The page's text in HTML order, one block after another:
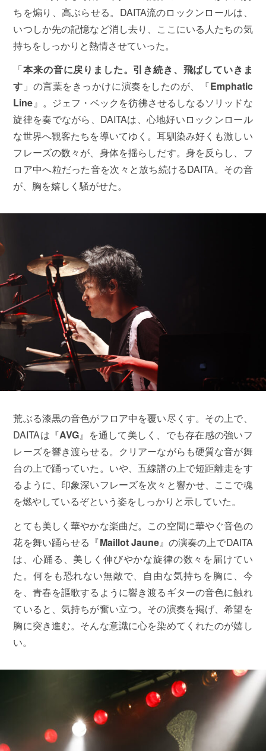
ちを煽り、高ぶらせる。DAITA流のロックンロールは、
いつしか先の記憶など消し去り、ここにいる人たちの気
持ちをしっかりと熱情させていった。
「本来の音に戻りました。引き続き、飛ばしていきま
す 」の言葉をきっかけに演奏をしたのが、『Emphatic
Line』。ジェフ・ベックを彷彿させるしなるソリッドな
旋律を奏でながら、DAITAは、心地好いロックンロール
な世界へ観客たちを導いてゆく。耳馴染み好くも激しい
フレーズの数々が、身体を揺らしだす。身を反らし、フ
ロア中へ粒だった音を次々と放ち続けるDAITA。その音
が、胸を嬉しく騒がせた。
荒ぶる漆黒の音色がフロア中を覆い尽くす。その上で、
DAITAは『AVG』を通して美しく、でも存在感の強いフ
レーズを響き渡らせる。クリアーながらも硬質な音が舞
台の上で踊っていた。いや、五線譜の上で短距離走をす
るように、印象深いフレーズを次々と響かせ、ここで魂
を燃やしているぞという姿をしっかりと示していた。
とても美しく華やかな楽曲だ。この空間に華やぐ音色の
花を舞い踊らせる『Maillot Jaune』の演奏の上でDAITA
は、心踊る、美しく伸びやかな旋律の数々を届けてい
た。何をも恐れない無敵で、自由な気持ちを胸に、今
を、青春を謳歌するように響き渡るギターの音色に触れ
ていると、気持ちが奮い立つ。その演奏を掲げ、希望を
胸に突き進む。そんな意識に心を染めてくれたのが嬉し
い。